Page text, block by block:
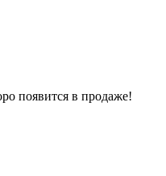
появится в продаже!